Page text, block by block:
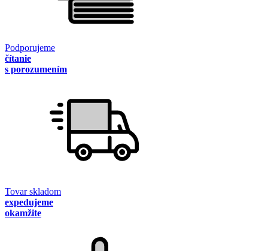
Podporujeme
čítanie
s porozumením
Tovar skladom
expedujeme
okamžite